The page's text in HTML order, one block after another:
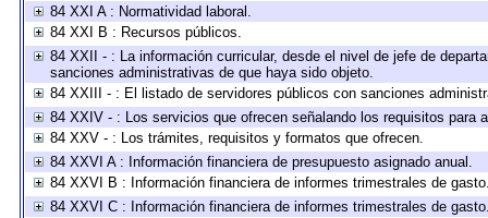
84 XXI A : Normatividad laboral.
84 XXI B : Recursos públicos.
84 XXII - : La información curricular, desde el nivel de jefe de
sanciones administrativas de que haya sido objeto.
84 XXIII - : El listado de servidores públicos con sanciones
84 XXIV - : Los servicios que ofrecen señalando los requisitos para
84 XXV - : Los trámites, requisitos y formatos que ofrecen.
84 XXVI A : Información financiera de presupuesto asignado anual.
84 XXVI B : Información financiera de informes trimestrales de
84 XXVI C : Información financiera de informes trimestrales de